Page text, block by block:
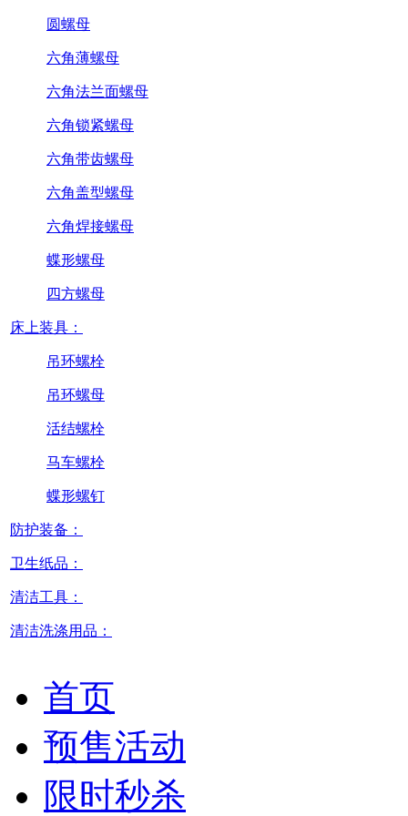
圆螺母
六角薄螺母
六角法兰面螺母
六角锁紧螺母
六角带齿螺母
六角盖型螺母
六角焊接螺母
蝶形螺母
四方螺母
床上装具：
吊环螺栓
吊环螺母
活结螺栓
马车螺栓
蝶形螺钉
防护装备：
卫生纸品：
清洁工具：
清洁洗涤用品：
首页
预售活动
限时秒杀